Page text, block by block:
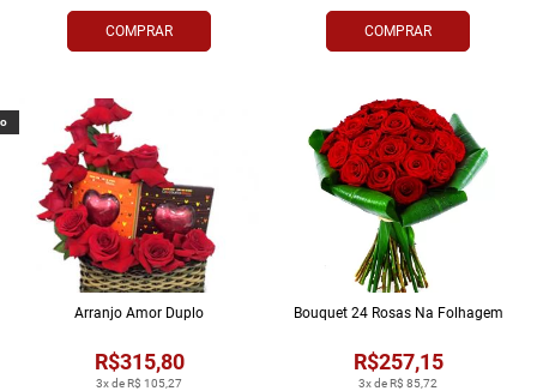
COMPRAR COMPRAR
3x de R$ 105,27
R$315,80
Arranjo Amor Duplo
3x de R$ 85,72
R$257,15
Bouquet 24 Rosas Na Folhagem